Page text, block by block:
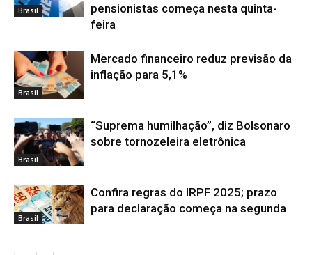
Brasil
pensionistas começa nesta quinta-
feira
Brasil
Mercado financeiro reduz previsão da
inflação para 5,1%
Brasil
“Suprema humilhação”, diz Bolsonaro
sobre tornozeleira eletrônica
Brasil
Confira regras do IRPF 2025; prazo
para declaração começa na segunda